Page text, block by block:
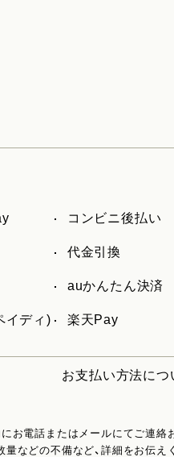
コンビニ後払い
代金引換
auかんたん決済
イディ) 楽天Pay
お支払い方法につ
お電話またはメールにてご連絡
量などの不備など、詳細をお伝え